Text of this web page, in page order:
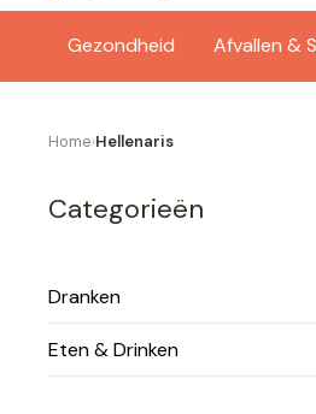
Gezondheid Afvallen &
Home›Hellenaris
Categorieën
Dranken
Eten & Drinken